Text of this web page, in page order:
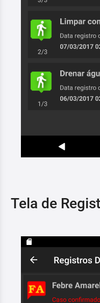
Tela de